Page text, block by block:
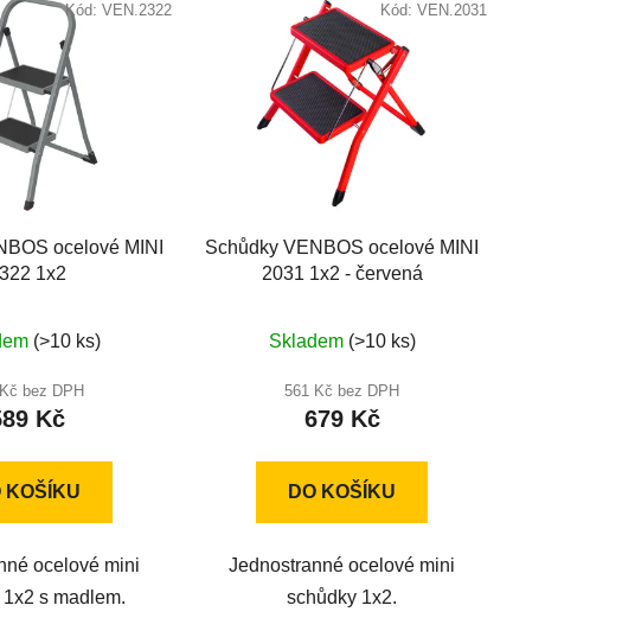
ocelové MINI
1x2
(>10 ks)
bez DPH
Kč
KOŠÍKU
ocelové mini
s madlem.
Kód: VEN.2322
Schůdky VENBOS ocelové MINI
2031 1x2 - červená
hodnocení
produktu
je
z
Skladem (>10 ks)
561 Kč bez DPH
679 Kč
DO KOŠÍKU
Jednostranné ocelové mini
schůdky 1x2.
Kód: VEN.2031